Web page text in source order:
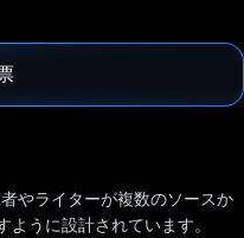
やライターが複数のソースか
うに設計されています。